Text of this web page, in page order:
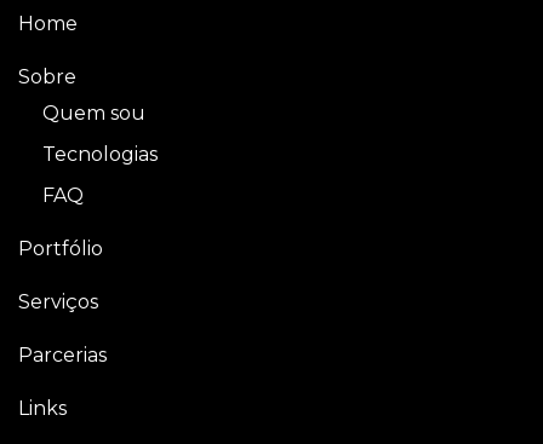
Home
Sobre
Quem sou
Tecnologias
FAQ
Portfólio
Serviços
Parcerias
Links